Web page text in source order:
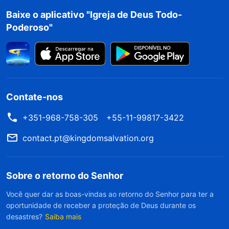
lugar dela e me senti injustiçada, abriguei queixas
e equívocos em relação a Deus, e perdi o
interesse em meus deveres. Percebi que meu
coração não era nem um pouco temente a Deus,
e que, quando confrontada com questões que
não se conformavam às minhas noções, eu
Meu estado era muito perigoso! Mais tarde,
fiquei sabendo que, enquanto cooperava na
tarefa de organizar o material para a remoção
das pessoas, ela frequentemente subornava os
irmãos com pequenos favores para competir por
status com a líder de equipe, e que também
Baixe o aplicativo "Igreja de Deus Todo-
Poderoso"
Contate-nos
+351-968-758-305
+55-11-99817-3422
contact.pt@kingdomsalvation.org
Sobre o retorno do Senhor
Você quer dar as boas-vindas ao retorno do Senhor para ter a
oportunidade de receber a proteção de Deus durante os
desastres? Saiba mais